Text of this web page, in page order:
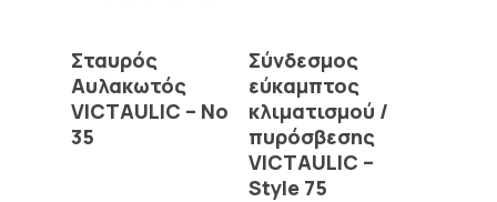
Read More
Σταυρός
Αυλακωτός
VICTAULIC – No
35
Σύνδεσμος
εύκαμπτος
κλιματισμού /
πυρόσβεσης
VICTAULIC –
Style 75